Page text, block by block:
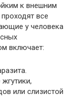
к внешним
все
у человека
включает:
или слизистой